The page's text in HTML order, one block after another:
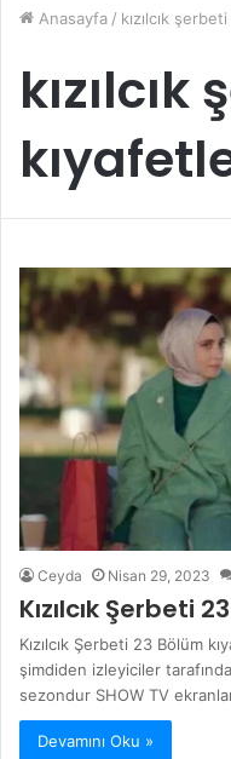
Anasayfa / kızılcık
kızılcık
Ceyda Nisan 29, 2023
Kızılcık Şerbeti
Kızılcık Şerbeti 23 Bölüm
şimdiden izleyiciler
sezondur SHOW TV
Devamını Oku »